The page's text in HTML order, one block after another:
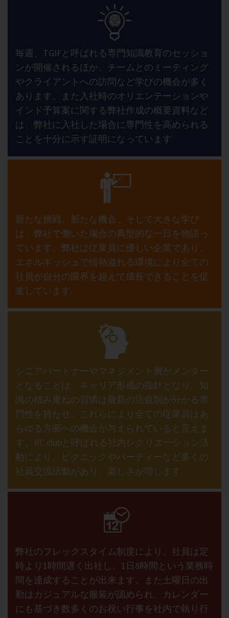
毎週、TGIFと呼ばれる専門知識教育のセッショ
ンが開催されるほか、チームとのミーティング
やクライアントへの訪問など学びの機会が多く
あります。また入社時のオリエンテーションや
インド予算案に関する弊社作成の概要資料など
は、弊社に入社した場合に専門性を高められる
ことを十分に示す証明になっています.
新たな挑戦、新たな機会、そして大きな学び
は、弊社で働いた場合の典型的な一日を物語っ
ています。弊社は従業員に優しい企業であり、
エネルギッシュで情熱溢れる環境により全ての
社員が自分の限界を超えて成長できることを促
進しています.
シニアパートナーやマネジメント層がメンター
となることは、キャリア形成の指針となり、知
識の積み重ねの習慣は最新の法規制が分かる専
門性を持たせ、これらにより全ての従業員はあ
らゆる方面への機会が与えられていると言えま
す。RC clubと呼ばれる社内レクリエーション活
動により、ピクニックやパーティーなど多くの
社員交流活動があり、楽しさが増します.
弊社のフレックスタイム制度により、社員は定
時より1時間遅く出社し、1日8時間という業務時
間を達成することが出来ます。また土曜日の出
勤はカジュアルな服装が認められ、カレンダー
にも基づき数多くのお祝い行事を社内で執り行